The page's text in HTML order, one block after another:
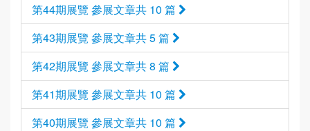
第44期展覽 參展文章共 10 篇
第43期展覽 參展文章共 5 篇
第42期展覽 參展文章共 8 篇
第41期展覽 參展文章共 10 篇
第40期展覽 參展文章共 10 篇